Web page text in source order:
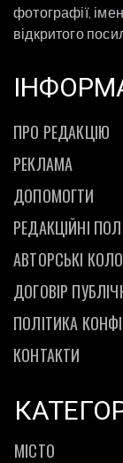
фотографії,
відкритого
ПРО РЕДАКЦІЮ
РЕКЛАМА
ДОПОМОГТИ
РЕДАКЦІЙНІ
АВТОРСЬКІ
ДОГОВІР
ПОЛІТИКА
КОНТАКТИ
МІСТО